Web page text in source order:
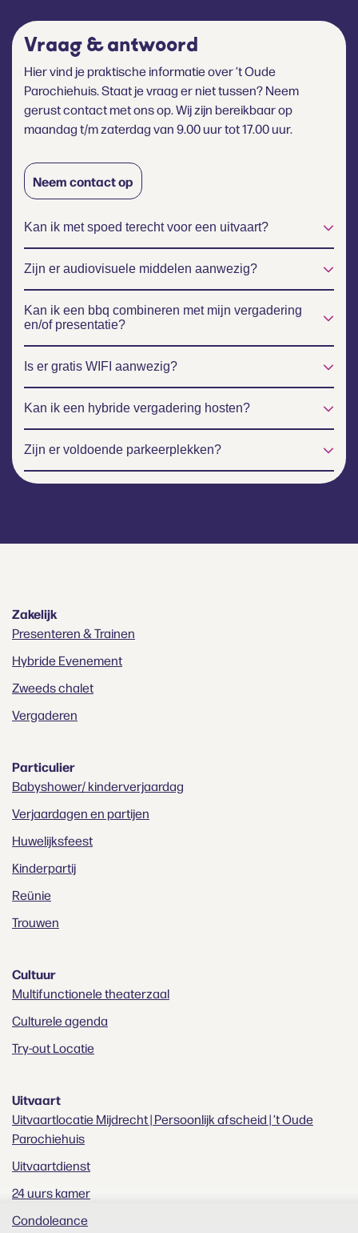
Vraag & antwoord
Hier vind je praktische informatie over ’t Oude
Parochiehuis. Staat je vraag er niet tussen? Neem
gerust contact met ons op. Wij zijn bereikbaar op
maandag t/m zaterdag van 9.00 uur tot 17.00 uur.
Neem contact op
Kan ik met spoed terecht voor een uitvaart?
Zijn er audiovisuele middelen aanwezig?
Kan ik een bbq combineren met mijn vergadering
en/of presentatie?
Is er gratis WIFI aanwezig?
Kan ik een hybride vergadering hosten?
Zijn er voldoende parkeerplekken?
Zakelijk
Presenteren & Trainen
Hybride Evenement
Zweeds chalet
Vergaderen
Particulier
Babyshower/ kinderverjaardag
Verjaardagen en partijen
Huwelijksfeest
Kinderpartij
Reünie
Trouwen
Cultuur
Multifunctionele theaterzaal
Culturele agenda
Try-out Locatie
Uitvaart
Uitvaartlocatie Mijdrecht | Persoonlijk afscheid | ’t Oude
Parochiehuis
Uitvaartdienst
24 uurs kamer
Condoleance